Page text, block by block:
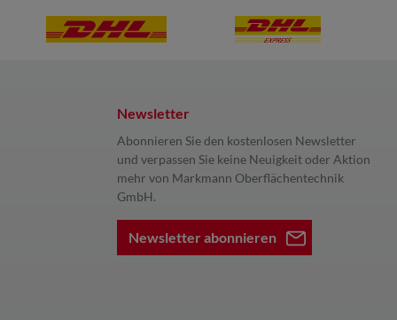
Newsletter
Abonnieren Sie den kostenlosen Newsletter
und verpassen Sie keine Neuigkeit oder Aktion
mehr von Markmann Oberflächentechnik
GmbH.
Newsletter abonnieren